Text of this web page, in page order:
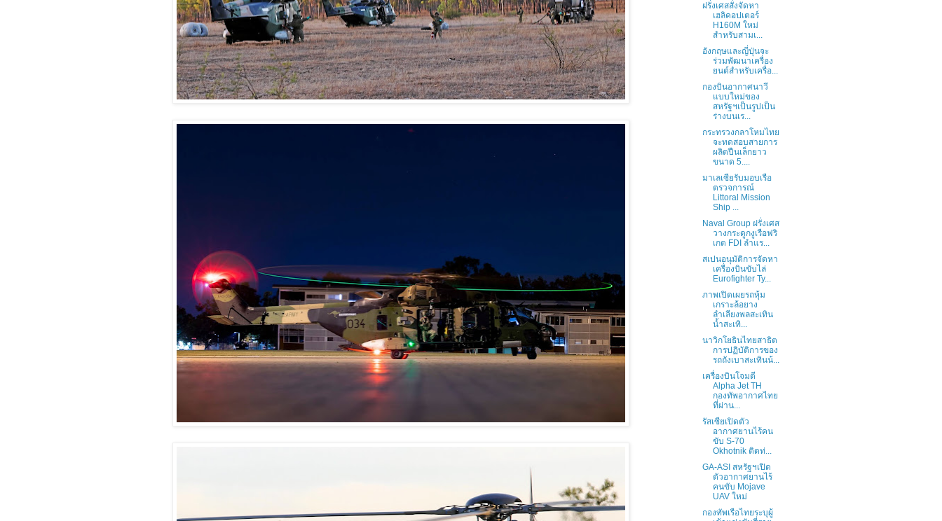
ฝรั่งเศสสั่งจัดหา
เฮลิคอปเตอร์
H160M ใหม่
สำหรับสามเ...
อังกฤษและญี่ปุ่นจะ
ร่วมพัฒนาเครื่อง
ยนต์สำหรับเครื่อ...
กองบินอากาศนาวี
แบบใหม่ของ
สหรัฐฯเป็นรูปเป็น
ร่างบนเร...
กระทรวงกลาโหมไทย
จะทดสอบสายการ
ผลิตปืนเล็กยาว
ขนาด 5....
มาเลเซียรับมอบเรือ
ตรวจการณ์
Littoral Mission
Ship ...
Naval Group ฝรั่งเศส
วางกระดูกงูเรือฟริ
เกต FDI ลำแร...
สเปนอนุมัติการจัดหา
เครื่องบินขับไล่
Eurofighter Ty...
ภาพเปิดเผยรถหุ้ม
เกราะล้อยาง
ลำเลียงพลสะเทิน
น้ำสะเทิ...
นาวิกโยธินไทยสาธิต
การปฏิบัติการของ
รถถังเบาสะเทินน้...
เครื่องบินโจมตี
Alpha Jet TH
กองทัพอากาศไทย
ที่ผ่าน...
รัสเซียเปิดตัว
อากาศยานไร้คน
ขับ S-70
Okhotnik ติดท่...
GA-ASI สหรัฐฯเปิด
ตัวอากาศยานไร้
คนขับ Mojave
UAV ใหม่
กองทัพเรือไทยระบุผู้